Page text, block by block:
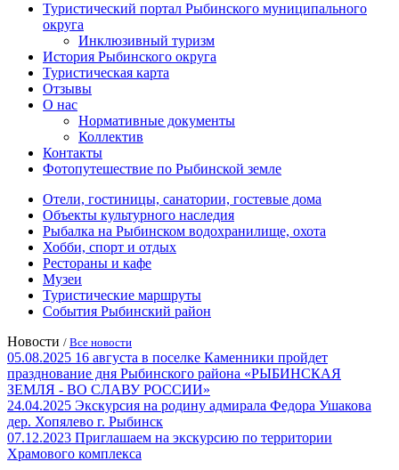
Туристический портал Рыбинского муниципального
округа
Инклюзивный туризм
История Рыбинского округа
Туристическая карта
Отзывы
О нас
Нормативные документы
Коллектив
Контакты
Фотопутешествие по Рыбинской земле
Отели, гостиницы, санатории, гостевые дома
Объекты культурного наследия
Рыбалка на Рыбинском водохранилище, охота
Хобби, спорт и отдых
Рестораны и кафе
Музеи
Туристические маршруты
События Рыбинский район
Новости / Все новости
05.08.2025 16 августа в поселке Каменники пройдет
празднование дня Рыбинского района «РЫБИНСКАЯ
ЗЕМЛЯ - ВО СЛАВУ РОССИИ»
24.04.2025 Экскурсия на родину адмирала Федора Ушакова
дер. Хопялево г. Рыбинск
07.12.2023 Приглашаем на экскурсию по территории
Храмового комплекса